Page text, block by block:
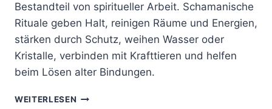
Bestandteil von spiritueller Arbeit. Schamanische
Rituale geben Halt, reinigen Räume und Energien,
stärken durch Schutz, weihen Wasser oder
Kristalle, verbinden mit Krafttieren und helfen
beim Lösen alter Bindungen.
WEITERLESEN SCHAMANISCHE